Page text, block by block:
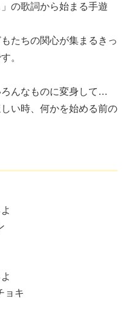
の歌詞から始まる手遊
たちの関心が集まるきっ
。
んなものに変身して…
い時、何かを始める前の
ョキ